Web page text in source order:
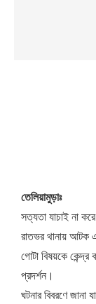
তেলিয়ামুড়াঃ
সত্যতা যাচাই না
রাতভর থানায় আটক
গোটা বিষয়কে কেন্দ্র
প্রদর্শন।
ঘটনার বিবরণে